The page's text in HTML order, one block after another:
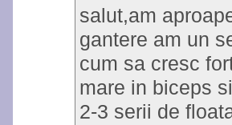
salut,am
gantere am un
cum sa cresc
mare in biceps
2-3 serii de